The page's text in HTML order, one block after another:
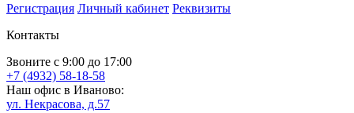
Регистрация Личный кабинет Реквизиты
Контакты
Звоните с 9:00 до 17:00
+7 (4932) 58-18-58
Наш офис в Иваново:
ул. Некрасова, д.57